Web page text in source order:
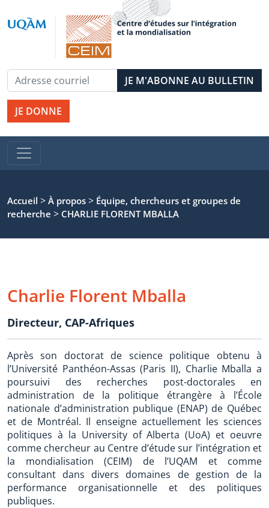
JE DONNE
Accueil > À propos > Équipe, chercheurs et groupes de
recherche > CHARLIE FLORENT MBALLA
Charlie Florent Mballa
Directeur, CAP-Afriques
Après son doctorat de science politique obtenu à
l’Université Panthéon-Assas (Paris II), Charlie Mballa a
poursuivi des recherches post-doctorales en
administration de la politique étrangère à l’École
nationale d’administration publique (ENAP) de Québec
et de Montréal. Il enseigne actuellement les sciences
politiques à la University of Alberta (UoA) et oeuvre
comme chercheur au Centre d’étude sur l’intégration et
la mondialisation (CEIM) de l’UQAM et comme
consultant dans divers domaines de gestion de la
performance organisationnelle et des politiques
publiques.